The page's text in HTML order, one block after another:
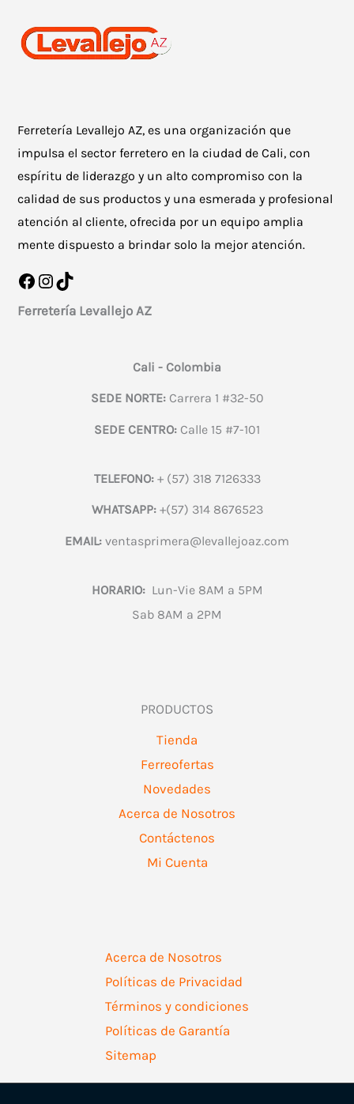
Ferretería Levallejo AZ, es una organización que
impulsa el sector ferretero en la ciudad de Cali, con
espíritu de liderazgo y un alto compromiso con la
calidad de sus productos y una esmerada y profesional
atención al cliente, ofrecida por un equipo amplia
mente dispuesto a brindar solo la mejor atención.
Facebook
Instagram
TikTok
Ferretería Levallejo AZ
Cali - Colombia
SEDE NORTE:Carrera 1 #32-50
SEDE CENTRO: Calle 15 #7-101
TELEFONO:+ (57) 318 7126333
WHATSAPP:+(57) 314 8676523
EMAIL: ventasprimera@levallejoaz.com
HORARIO:Lun-Vie 8AM a 5PM
Sab 8AM a 2PM
PRODUCTOS
Tienda
Ferreofertas
Novedades
Acerca de Nosotros
Contáctenos
Mi Cuenta
Acerca de Nosotros
Políticas de Privacidad
Términos y condiciones
Políticas de Garantía
Sitemap